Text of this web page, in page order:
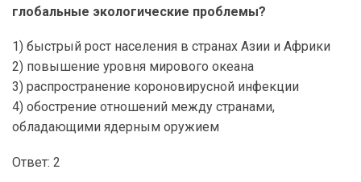
глобальные экологические проблемы?
1) быстрый рост населения в странах Азии и Африки
2) повышение уровня мирового океана
3) распространение короновирусной инфекции
4) обострение отношений между странами,
обладающими ядерным оружием
Ответ: 2